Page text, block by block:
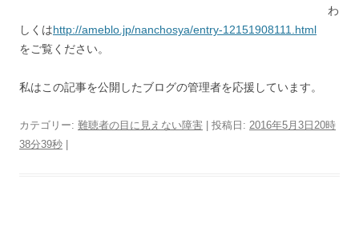
わ
しくはhttp://ameblo.jp/nanchosya/entry-12151908111.html
をご覧ください。
私はこの記事を公開したブログの管理者を応援しています。
カテゴリー: 難聴者の目に見えない障害 | 投稿日: 2016年5月3日20時
38分39秒